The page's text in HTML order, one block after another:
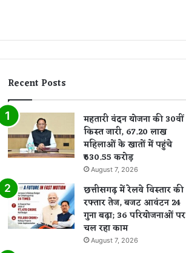
Recent Posts
महतारी वंदन योजना की 30वीं
किस्त जारी, 67.20 लाख
महिलाओं के खातों में पहुंचे
₹630.55 करोड़
August 7, 2026
छत्तीसगढ़ में रेलवे विस्तार की
रफ्तार तेज, बजट आवंटन 24
गुना बढ़ा; 36 परियोजनाओं पर
चल रहा काम
August 7, 2026